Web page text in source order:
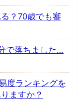
？70歳でも審
で落ちました…
度ランキングを
ますか？